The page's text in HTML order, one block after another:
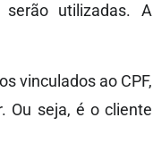
utilizadas. A
vinculados ao CPF,
Ou seja, é o cliente